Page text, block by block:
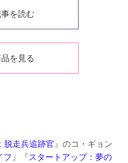
を読む
を見る
脱走兵追跡官 』のコ・ギョン
フ 』『スタートアップ：夢の